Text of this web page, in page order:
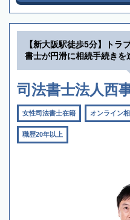
【新大阪駅徒歩5分】トラ
書士が円滑に相続手続きを
司法書士法人西
女性司法書士在籍 オンライン
職歴20年以上